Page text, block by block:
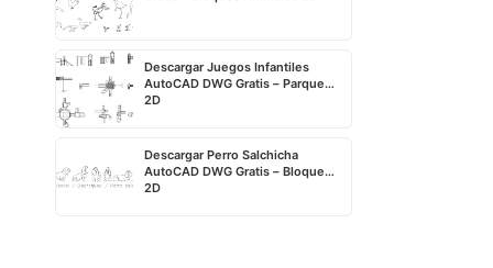
Descargar Juegos Infantiles
AutoCAD DWG Gratis – Parque
2D
Descargar Perro Salchicha
AutoCAD DWG Gratis – Bloque
2D